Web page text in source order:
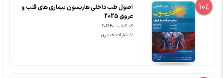
10%
اصول طب داخلی هاریسون بیماری های قلب و
عروق 2025
کد کتاب : 202140
انتشارات حیدری